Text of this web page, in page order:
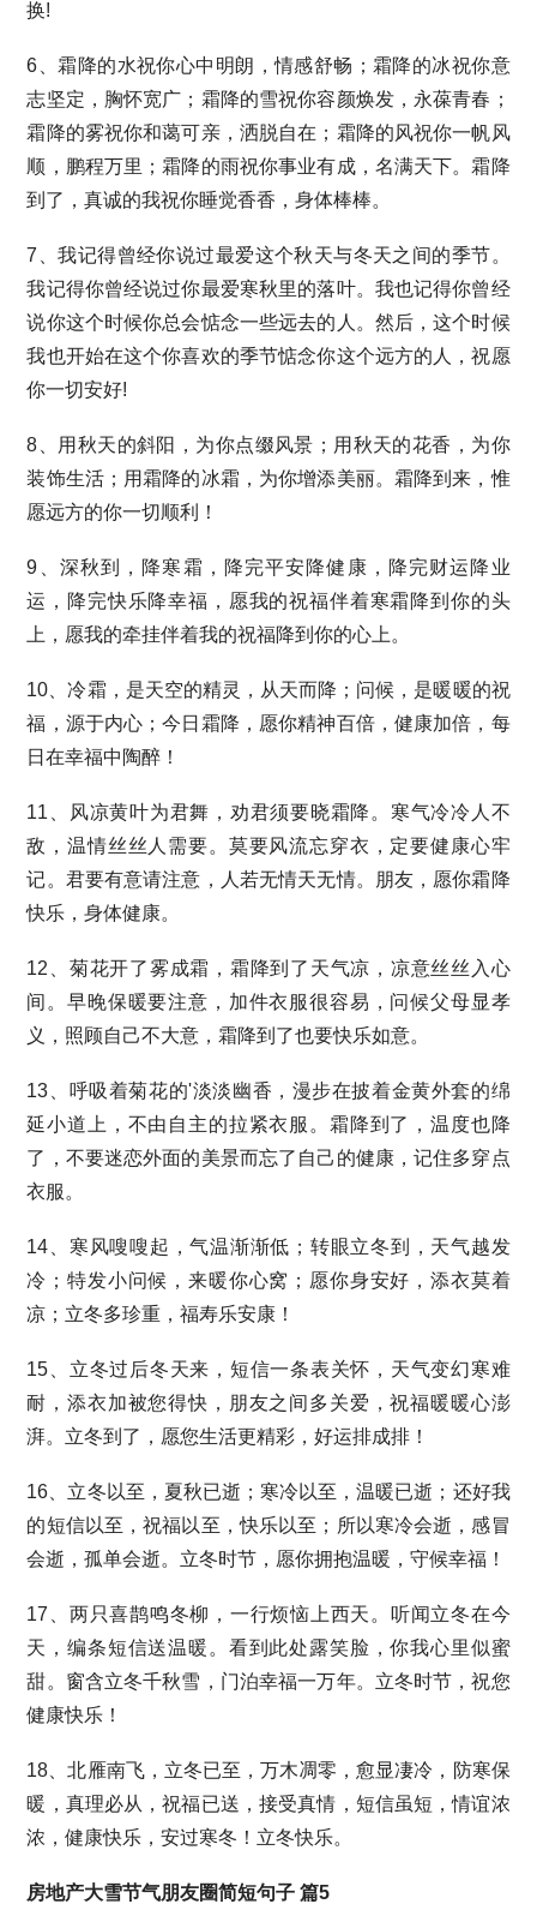
换!
6、霜降的水祝你心中明朗，情感舒畅；霜降的冰祝你意
志坚定，胸怀宽广；霜降的雪祝你容颜焕发，永葆青春；
霜降的雾祝你和蔼可亲，洒脱自在；霜降的风祝你一帆风
顺，鹏程万里；霜降的雨祝你事业有成，名满天下。霜降
到了，真诚的我祝你睡觉香香，身体棒棒。
7、我记得曾经你说过最爱这个秋天与冬天之间的季节。
我记得你曾经说过你最爱寒秋里的落叶。我也记得你曾经
说你这个时候你总会惦念一些远去的人。然后，这个时候
我也开始在这个你喜欢的季节惦念你这个远方的人，祝愿
你一切安好!
8、用秋天的斜阳，为你点缀风景；用秋天的花香，为你
装饰生活；用霜降的冰霜，为你增添美丽。霜降到来，惟
愿远方的你一切顺利！
9、深秋到，降寒霜，降完平安降健康，降完财运降业
运，降完快乐降幸福，愿我的祝福伴着寒霜降到你的头
上，愿我的牵挂伴着我的祝福降到你的心上。
10、冷霜，是天空的精灵，从天而降；问候，是暖暖的祝
福，源于内心；今日霜降，愿你精神百倍，健康加倍，每
日在幸福中陶醉！
11、风凉黄叶为君舞，劝君须要晓霜降。寒气冷冷人不
敌，温情丝丝人需要。莫要风流忘穿衣，定要健康心牢
记。君要有意请注意，人若无情天无情。朋友，愿你霜降
快乐，身体健康。
12、菊花开了雾成霜，霜降到了天气凉，凉意丝丝入心
间。早晚保暖要注意，加件衣服很容易，问候父母显孝
义，照顾自己不大意，霜降到了也要快乐如意。
13、呼吸着菊花的'淡淡幽香，漫步在披着金黄外套的绵
延小道上，不由自主的拉紧衣服。霜降到了，温度也降
了，不要迷恋外面的美景而忘了自己的健康，记住多穿点
衣服。
14、寒风嗖嗖起，气温渐渐低；转眼立冬到，天气越发
冷；特发小问候，来暖你心窝；愿你身安好，添衣莫着
凉；立冬多珍重，福寿乐安康！
15、立冬过后冬天来，短信一条表关怀，天气变幻寒难
耐，添衣加被您得快，朋友之间多关爱，祝福暖暖心澎
湃。立冬到了，愿您生活更精彩，好运排成排！
16、立冬以至，夏秋已逝；寒冷以至，温暖已逝；还好我
的短信以至，祝福以至，快乐以至；所以寒冷会逝，感冒
会逝，孤单会逝。立冬时节，愿你拥抱温暖，守候幸福！
17、两只喜鹊鸣冬柳，一行烦恼上西天。听闻立冬在今
天，编条短信送温暖。看到此处露笑脸，你我心里似蜜
甜。窗含立冬千秋雪，门泊幸福一万年。立冬时节，祝您
健康快乐！
18、北雁南飞，立冬已至，万木凋零，愈显凄冷，防寒保
暖，真理必从，祝福已送，接受真情，短信虽短，情谊浓
浓，健康快乐，安过寒冬！立冬快乐。
房地产大雪节气朋友圈简短句子 篇5